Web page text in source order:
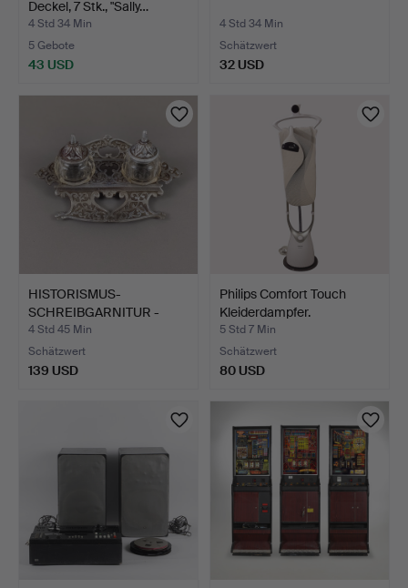
Deckel, 7 Stk., "Sally…
4 Std 34 Min
5 Gebote
43 USD
4 Std 34 Min
Schätzwert
32 USD
HISTORISMUS-
SCHREIBGARNITUR -
ENDE 19./ANF…
4 Std 45 Min
Schätzwert
139 USD
Philips Comfort Touch
Kleiderdampfer.
5 Std 7 Min
Schätzwert
80 USD